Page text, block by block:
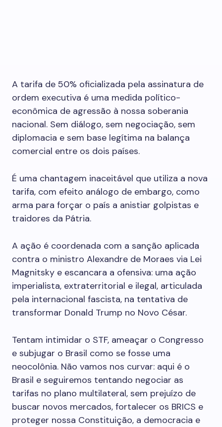
A tarifa de 50% oficializada pela assinatura de
ordem executiva é uma medida político-
econômica de agressão à nossa soberania
nacional. Sem diálogo, sem negociação, sem
diplomacia e sem base legítima na balança
comercial entre os dois países.
É uma chantagem inaceitável que utiliza a nova
tarifa, com efeito análogo de embargo, como
arma para forçar o país a anistiar golpistas e
traidores da Pátria.
A ação é coordenada com a sanção aplicada
contra o ministro Alexandre de Moraes via Lei
Magnitsky e escancara a ofensiva: uma ação
imperialista, extraterritorial e ilegal, articulada
pela internacional fascista, na tentativa de
transformar Donald Trump no Novo César.
Tentam intimidar o STF, ameaçar o Congresso
e subjugar o Brasil como se fosse uma
neocolônia. Não vamos nos curvar: aqui é o
Brasil e seguiremos tentando negociar as
tarifas no plano multilateral, sem prejuízo de
buscar novos mercados, fortalecer os BRICS e
proteger nossa Constituição, a democracia e